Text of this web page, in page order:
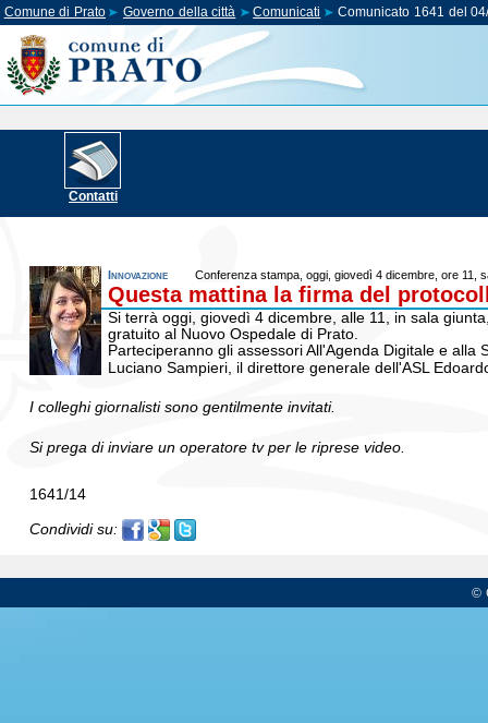
Comune di Prato Governo della città Comunicati Comunicato 1641 del
Contatti
Innovazione Conferenza stampa, oggi, giovedì 4 dicembre, ore 11,
Questa mattina la firma del
Si terrà oggi, giovedì 4 dicembre, alle 11, in sala
gratuito al Nuovo Ospedale di Prato.
Parteciperanno gli assessori All'Agenda Digitale e
Luciano Sampieri, il direttore generale dell'ASL
I colleghi giornalisti sono gentilmente invitati.
Si prega di inviare un operatore tv per le riprese video.
1641/14
Condividi su:
©